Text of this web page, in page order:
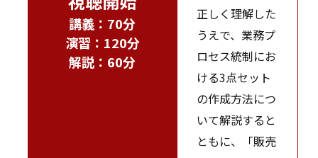
講義：70分
演習：120分
解説：60分
正しく理解した
うえで、業務プ
ロセス統制にお
ける3点セット
の作成方法につ
いて解説すると
ともに、「販売